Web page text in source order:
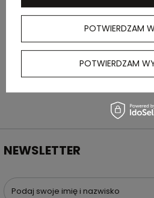
OPIS
kolorowymi szkłami,
NEWSLETTER
Podaj swoje imię i nazwisko
POTWIERDZAM
POTWIERDZAM